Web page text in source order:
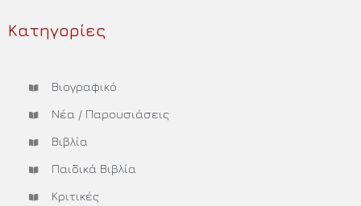
Κατηγορίες
Βιογραφικό
Νέα / Παρουσιάσεις
Βιβλία
Παιδικά Βιβλία
Κριτικές